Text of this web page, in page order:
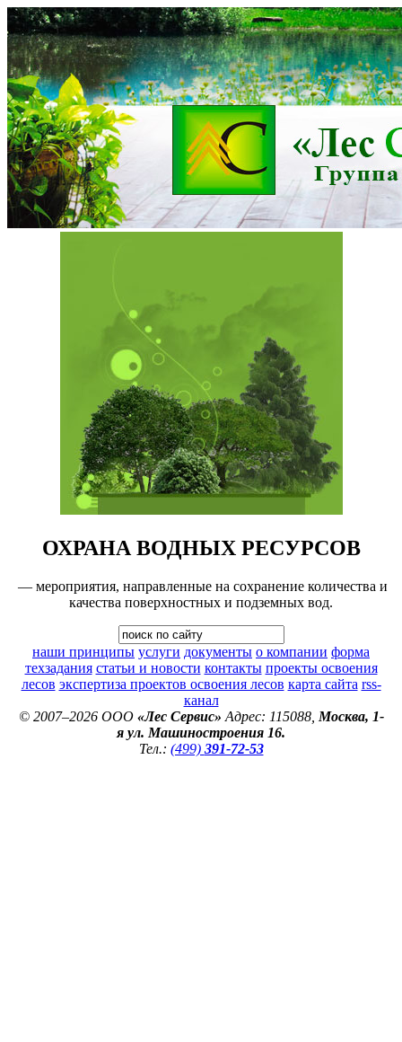
ОХРАНА ВОДНЫХ РЕСУРСОВ
— мероприятия, направленные на сохранение количества и
качества поверхностных и подземных вод.
наши принципы услуги документы о компании форма
техзадания статьи и новости контакты проекты освоения
лесов экспертиза проектов освоения лесов карта сайта rss-
канал
© 2007–2026 ООО «Лес Сервис» Адрес: 115088, Москва, 1-
я ул. Машиностроения 16.
Тел.: (499) 391-72-53